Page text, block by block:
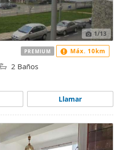
1/13
2 Baños
Llamar
PREMIUM Máx. 10km